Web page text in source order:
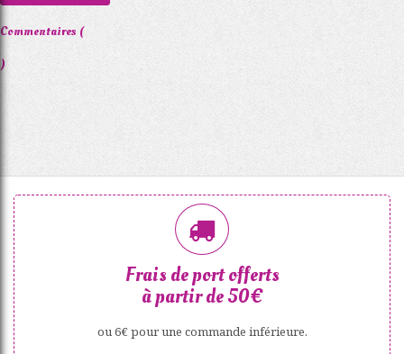
Commentaires (
)
Frais de port offerts
à partir de 50€
ou 6€ pour une commande inférieure.